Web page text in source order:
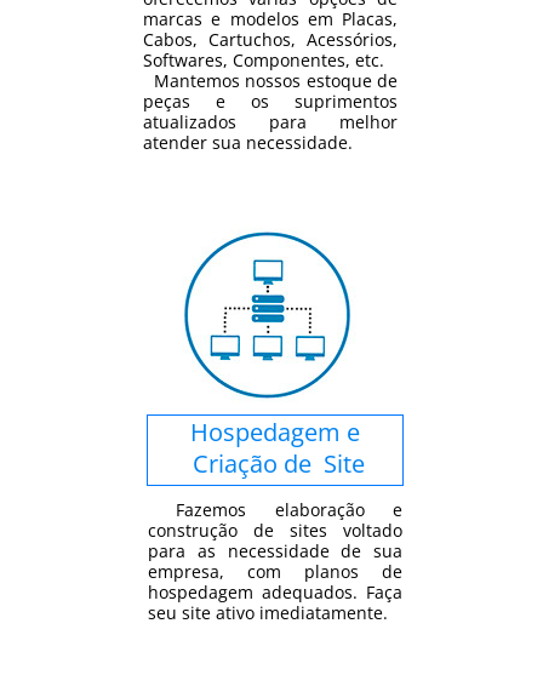
marcas e modelos em Placas,
Cabos, Cartuchos, Acessórios,
Softwares, Componentes, etc.
Mantemos nossos estoque de
peças e os suprimentos
atualizados para melhor
atender sua necessidade.
Hospedagem e
Criação de Site
Fazemos elaboração e
construção de sites voltado
para as necessidade de sua
empresa, com planos de
hospedagem adequados. Faça
seu site ativo imediatamente.